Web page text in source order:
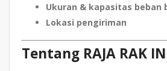
Ukuran & kapasitas beban
Lokasi pengiriman
Tentang RAJA RAK